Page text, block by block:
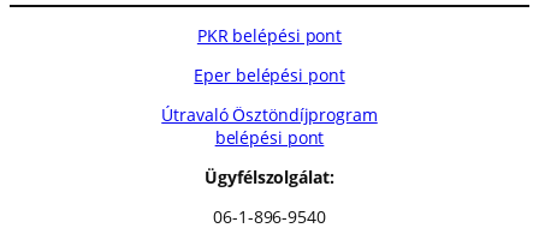
PKR belépési pont
Eper belépési pont
Útravaló Ösztöndíjprogram
belépési pont
Ügyfélszolgálat:
06-1-896-9540